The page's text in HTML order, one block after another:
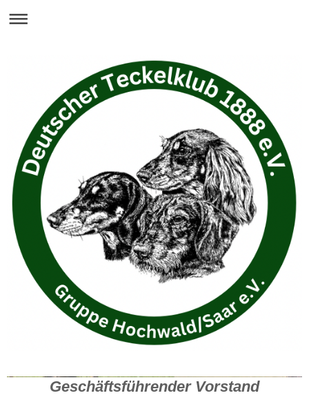
DTK Gruppe Hochwald/Saar e.V.
Geschäftsführender Vorstand